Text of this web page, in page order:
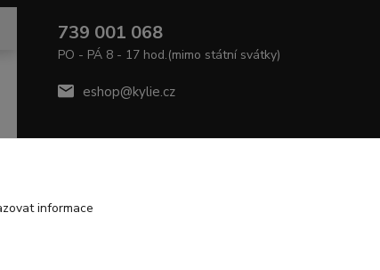
739 001 068
PO - PÁ 8 - 17 hod.(mimo státní svátky)
eshop@kylie.cz
informace